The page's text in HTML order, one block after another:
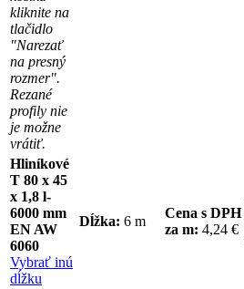
kliknite na
tlačidlo
"Narezať
na presný
rozmer".
Rezané
profily nie
je možne
vrátiť.
Hliníkové
T 80 x 45
x 1,8 l-
6000 mm
EN AW
6060
Vybrať inú
dĺžku
Dĺžka: 6 m
Cena s DPH
za m: 4,24 €